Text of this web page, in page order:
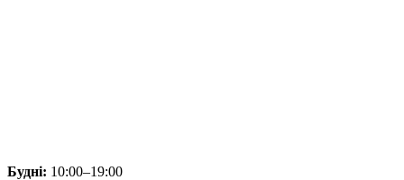
Будні: 10:00–19:00